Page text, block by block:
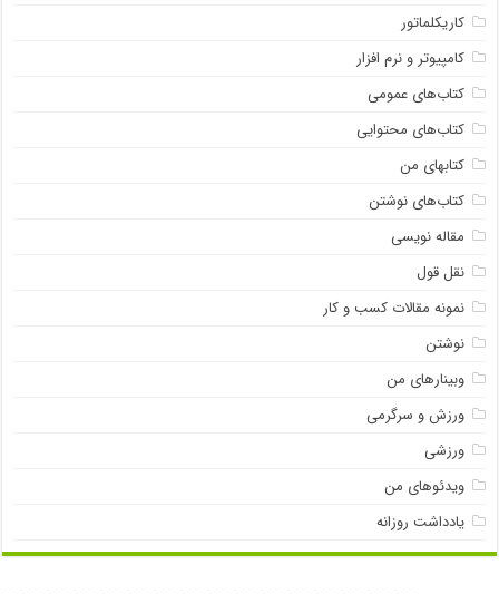
کاریکلماتور
کامپیوتر و نرم افزار
کتاب‌های عمومی
کتاب‌های محتوایی
کتابهای من
کتاب‌های نوشتن
مقاله نویسی
نقل قول
نمونه مقالات کسب و کار
نوشتن
وبینارهای من
ورزش و سرگرمی
ورزشی
ویدئوهای من
یادداشت روزانه